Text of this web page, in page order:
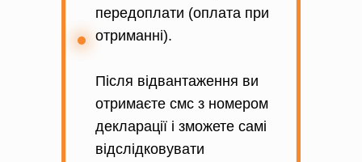
передоплати (оплата при
отриманні).
Після відвантаження ви
отримаєте смс з номером
декларації і зможете самі
відслідковувати